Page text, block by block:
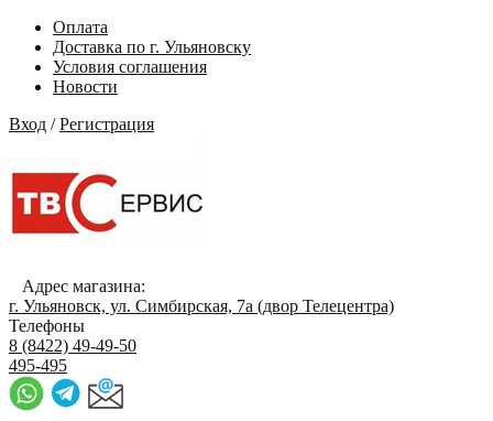
Оплата
Доставка по г. Ульяновску
Условия соглашения
Новости
Вход /Регистрация
Адрес магазина:
г. Ульяновск, ул. Симбирская, 7а (двор Телецентра)
Телефоны
8 (8422) 49-49-50
495-495